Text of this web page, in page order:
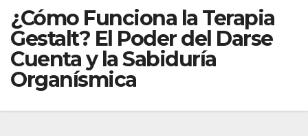
¿Cómo Funciona la Terapia
Gestalt? El Poder del Darse
Cuenta y la Sabiduría
Organísmica